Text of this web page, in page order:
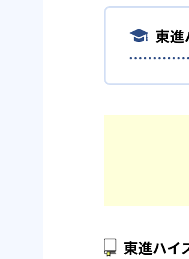
03
る。各授業
東進ハイス
が自分のレ
東進
東進ハイ
慶應義
東進ハイ